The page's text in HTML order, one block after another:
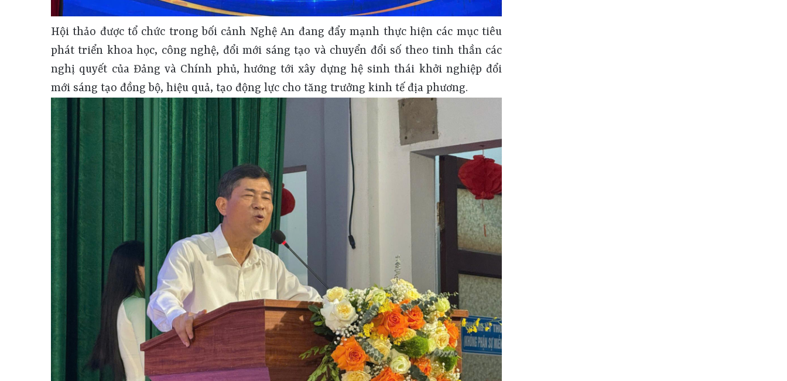
Hội thảo được tổ chức trong bối cảnh Nghệ An đang đẩy mạnh thực hiện các mục tiêu
phát triển khoa học, công nghệ, đổi mới sáng tạo và chuyển đổi số theo tinh thần các
nghị quyết của Đảng và Chính phủ, hướng tới xây dựng hệ sinh thái khởi nghiệp đổi
mới sáng tạo đồng bộ, hiệu quả, tạo động lực cho tăng trưởng kinh tế địa phương.